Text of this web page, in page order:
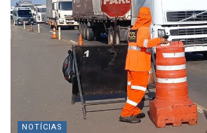
NOTÍCIAS